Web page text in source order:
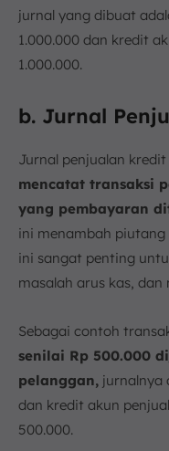
jurnal yang dibuat
1.000.000 dan kredit
1.000.000.
b. Jurnal
Jurnal penjualan
mencatat transaksi
yang pembayaran
ini menambah
ini sangat penting
masalah arus kas,
Sebagai contoh
senilai Rp 500.000
pelanggan, jurnalnya
dan kredit akun
500.000.